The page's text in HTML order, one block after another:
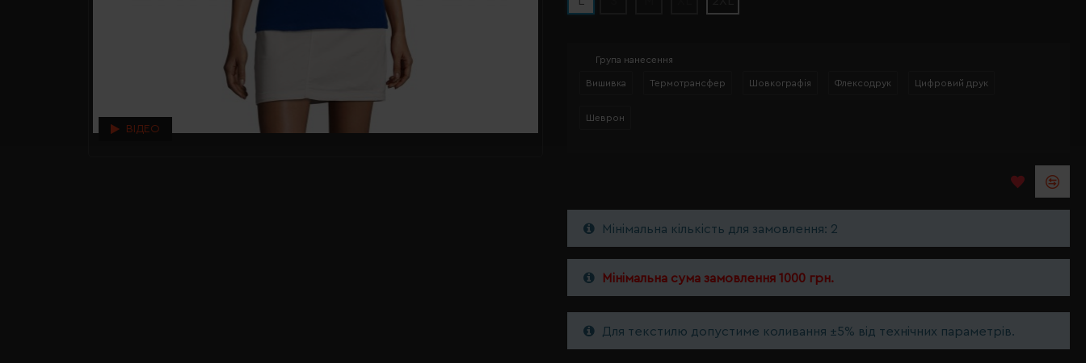
ВІДЕО
Група нанесення
Вишивка Термотрансфер Шовкографія Флексодрук Цифровий друк
Шеврон
Мінімальна кількість для замовлення: 2
Мінімальна сума замовлення 1000 грн.
Для текстилю допустиме коливання ±5% від технічних параметрів.